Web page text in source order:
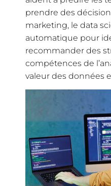
prendre des
marketing, le data
automatique pour
recommander des
compétences de
valeur des données